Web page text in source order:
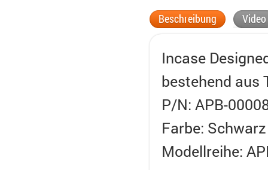
Beschreibung Video
Incase
bestehend aus
P/N: APB-
Farbe: Schwarz
Modellreihe: